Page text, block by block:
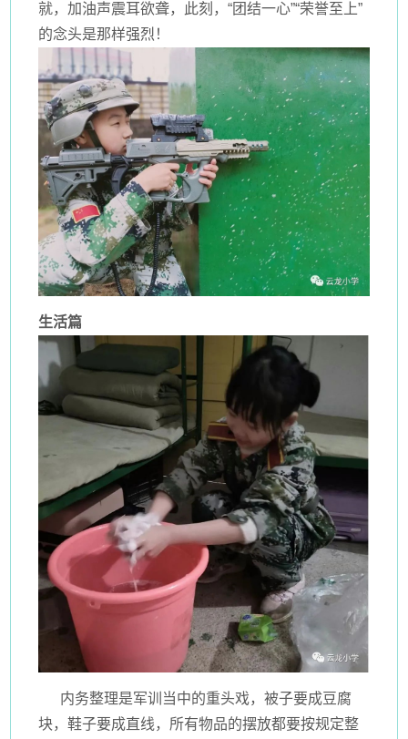
就，加油声震耳欲聋，此刻，“团结一心”“荣誉至上”
的念头是那样强烈！
生活篇
内务整理是军训当中的重头戏，被子要成豆腐
块，鞋子要成直线，所有物品的摆放都要按规定整